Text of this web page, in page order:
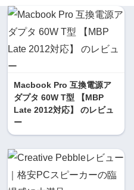
Macbook Pro 互換電源ア
ダプタ 60W T型 【MBP
Late 2012対応】 のレビュ
ー